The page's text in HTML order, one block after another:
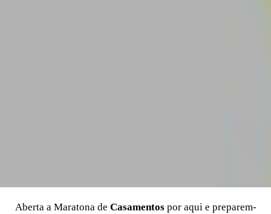
Aberta a Maratona de Casamentospor aqui e preparem-